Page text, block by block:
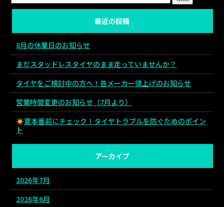
最近の投稿
8月の休業日のお知らせ
まだスタッドレスタイヤのまま走っていませんか？
タイヤをご検討中の方へ！各メーカー値上げのお知らせ
営業時間変更のお知らせ（7月より）
夏本番前にチェック！タイヤトラブルを防ぐためのポイン
ト
アーカイブ
2026年7月
2026年6月